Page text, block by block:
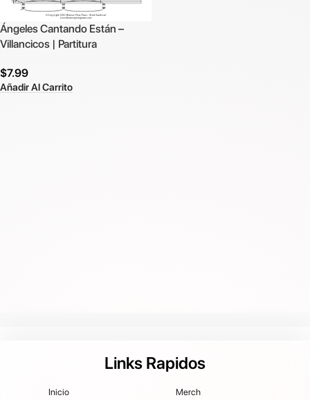
Ángeles Cantando Están –
Villancicos | Partitura
$7.99
Añadir Al Carrito
Links Rapidos
Inicio Merch